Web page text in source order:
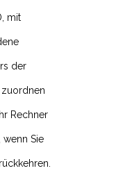
mit
der
Rechner
wenn Sie